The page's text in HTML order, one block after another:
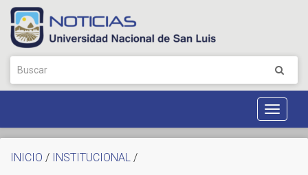
Toggle
INICIO / INSTITUCIONAL /